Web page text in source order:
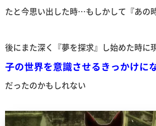
たと今思い出した時…もしかして『あの
後にまた深く『夢を探求』し始めた時に
子の世界を意識させるきっかけに
だったのかもしれない